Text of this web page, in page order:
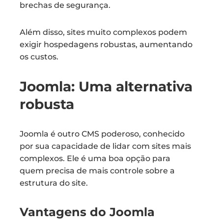
brechas de segurança.
Além disso, sites muito complexos podem
exigir hospedagens robustas, aumentando
os custos.
Joomla: Uma alternativa
robusta
Joomla é outro CMS poderoso, conhecido
por sua capacidade de lidar com sites mais
complexos. Ele é uma boa opção para
quem precisa de mais controle sobre a
estrutura do site.
Vantagens do Joomla